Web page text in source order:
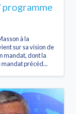
à la
sur sa vision de
mandat, dont la
mandat précéd...